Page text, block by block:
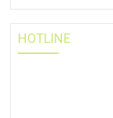
HOTLINE